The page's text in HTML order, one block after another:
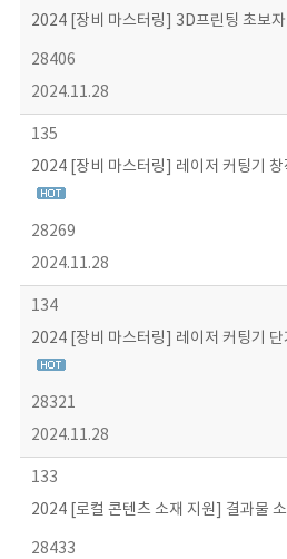
2024 [장비 마스터링] 3D프린팅 초보자
28406
2024.11.28
135
2024 [장비 마스터링] 레이저 커팅기 창
28269
2024.11.28
134
2024 [장비 마스터링] 레이저 커팅기 단
28321
2024.11.28
133
2024 [로컬 콘텐츠 소재 지원] 결과물 소
28433